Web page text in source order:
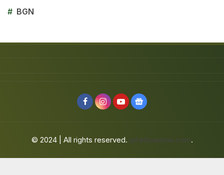
# BGN
© 2024 | All rights reserved. jafarbuaisme.com.